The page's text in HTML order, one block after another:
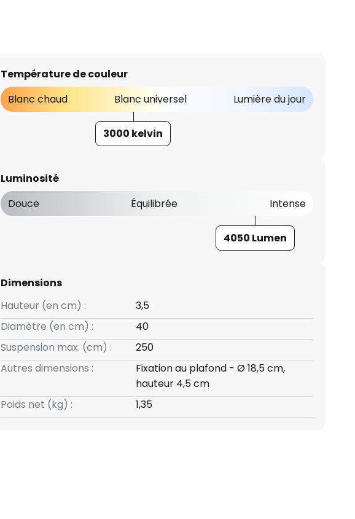
Température de couleur
Blanc chaud
Blanc universel Lumière du jour
3000 kelvin
Luminosité
Douce
Équilibrée Intense
4050 Lumen
Dimensions
Hauteur (en cm) :
3,5
Diamètre (en cm) :
40
Suspension max. (cm) :
250
Autres dimensions :
Fixation au plafond - Ø 18,5 cm,
hauteur 4,5 cm
Poids net (kg) :
1,35